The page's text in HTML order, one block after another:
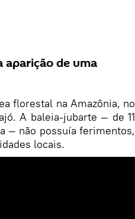
de uma
florestal na Amazônia, no
A baleia-jubarte — de 11
— não possuía ferimentos,
locais.